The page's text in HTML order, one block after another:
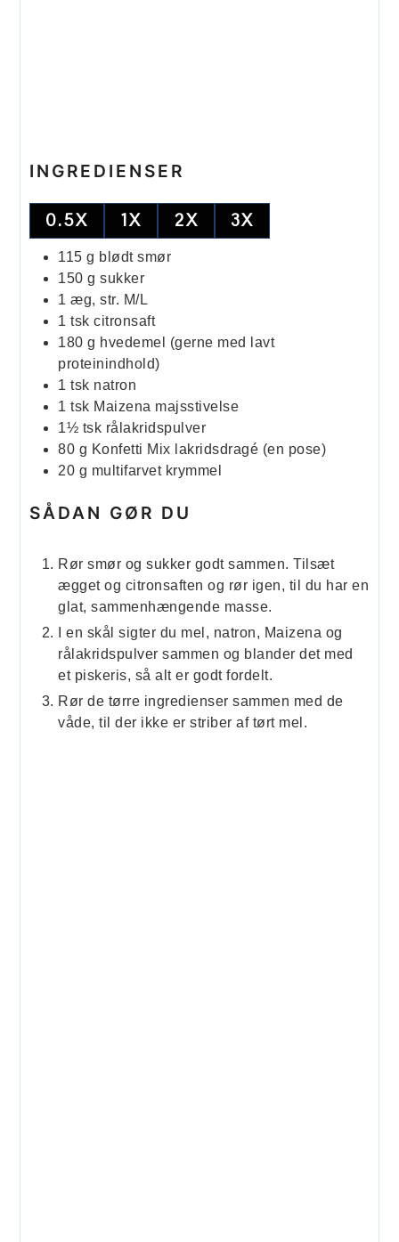
INGREDIENSER
0.5X 1X 2X 3X
115 g blødt smør
150 g sukker
1 æg, str. M/L
1 tsk citronsaft
180 g hvedemel (gerne med lavt
proteinindhold)
1 tsk natron
1 tsk Maizena majsstivelse
1½ tsk rålakridspulver
80 g Konfetti Mix lakridsdragé (en pose)
20 g multifarvet krymmel
SÅDAN GØR DU
Rør smør og sukker godt sammen. Tilsæt
ægget og citronsaften og rør igen, til du har en
glat, sammenhængende masse.
I en skål sigter du mel, natron, Maizena og
rålakridspulver sammen og blander det med
et piskeris, så alt er godt fordelt.
Rør de tørre ingredienser sammen med de
våde, til der ikke er striber af tørt mel.